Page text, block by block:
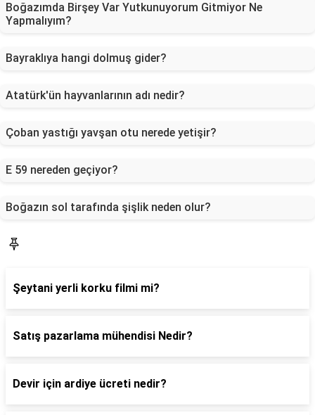
Boğazımda Birşey Var Yutkunuyorum Gitmiyor Ne
Yapmalıyım?
Bayraklıya hangi dolmuş gider?
Atatürk'ün hayvanlarının adı nedir?
Çoban yastığı yavşan otu nerede yetişir?
E 59 nereden geçiyor?
Boğazın sol tarafında şişlik neden olur?
Şeytani yerli korku filmi mi?
Satış pazarlama mühendisi Nedir?
Devir için ardiye ücreti nedir?